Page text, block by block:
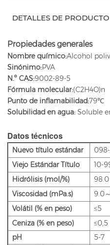
DETALLES DE PRODUCTO
Propiedades generales
Nombre químico:Alcohol
Sinónimo:PVA
N.º CAS:9002-89-5
Fórmula molecular:(C2H4O)n
Punto de inflamabilidad:79℃
Solubilidad en agua: Soluble
Datos técnicos
Nuevo título estándar
Viejo Estándar Título
10-
Hidrólisis (mol/%)
Viscosidad (mPa.s)
9.0
Volátil (% en peso)
≤5
Ceniza (% en peso)
≤0,5
pH
5-7